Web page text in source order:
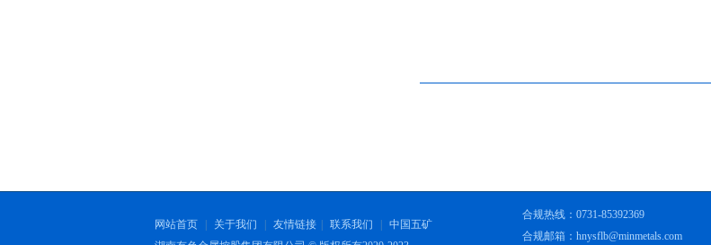
网站首页 关于我们 友情链接 联系我们
中国五矿
合规热线：0731-85392369
合规邮箱：hnysflb@minmetals.com